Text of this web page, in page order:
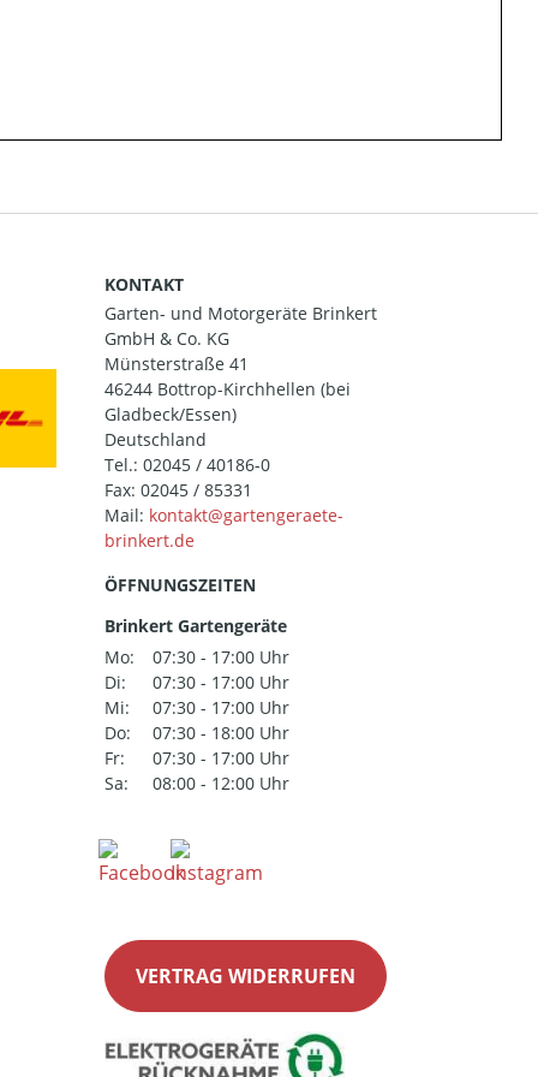
KONTAKT
Garten- und Motorgeräte Brinkert
GmbH & Co. KG
Münsterstraße 41
46244 Bottrop-Kirchhellen (bei
Gladbeck/Essen)
Deutschland
Tel.: 02045 / 40186-0
Fax: 02045 / 85331
Mail:
ÖFFNUNGSZEITEN
Brinkert Gartengeräte
Mo:
07:30 - 17:00 Uhr
Di:
07:30 - 17:00 Uhr
Mi:
07:30 - 17:00 Uhr
Do:
07:30 - 18:00 Uhr
Fr:
07:30 - 17:00 Uhr
Sa:
08:00 - 12:00 Uhr
VERTRAG WIDERRUFEN